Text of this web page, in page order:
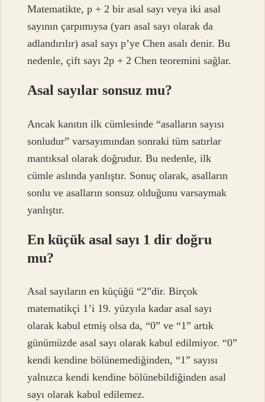
Matematikte, p + 2 bir asal sayı veya iki asal
sayının çarpımıysa (yarı asal sayı olarak da
adlandırılır) asal sayı p’ye Chen asalı denir. Bu
nedenle, çift sayı 2p + 2 Chen teoremini sağlar.
Asal sayılar sonsuz mu?
Ancak kanıtın ilk cümlesinde “asalların sayısı
sonludur” varsayımından sonraki tüm satırlar
mantıksal olarak doğrudur. Bu nedenle, ilk
cümle aslında yanlıştır. Sonuç olarak, asalların
sonlu ve asalların sonsuz olduğunu varsaymak
yanlıştır.
En küçük asal sayı 1 dir doğru
mu?
Asal sayıların en küçüğü “2”dir. Birçok
matematikçi 1’i 19. yüzyıla kadar asal sayı
olarak kabul etmiş olsa da, “0” ve “1” artık
günümüzde asal sayı olarak kabul edilmiyor. “0”
kendi kendine bölünemediğinden, “1” sayısı
yalnızca kendi kendine bölünebildiğinden asal
sayı olarak kabul edilemez.